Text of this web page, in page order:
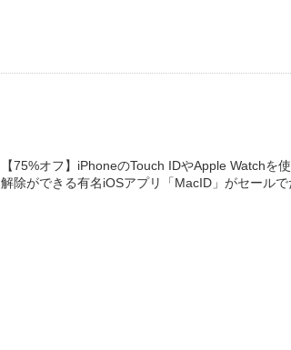
【75%オフ】iPhoneのTouch IDやApple Watchを
解除ができる有名iOSアプリ「MacID」がセール